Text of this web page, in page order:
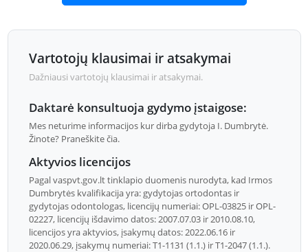
Vartotojų klausimai ir atsakymai
Dažniausi vartotojų klausimai ir atsakymai.
Daktarė konsultuoja gydymo įstaigose:
Mes neturime informacijos kur dirba gydytoja I. Dumbrytė.
Žinote? Praneškite čia.
Aktyvios licencijos
Pagal vaspvt.gov.lt tinklapio duomenis nurodyta, kad Irmos
Dumbrytės kvalifikacija yra: gydytojas ortodontas ir
gydytojas odontologas, licencijų numeriai: OPL-03825 ir OPL-
02227, licencijų išdavimo datos: 2007.07.03 ir 2010.08.10,
licencijos yra aktyvios, įsakymų datos: 2022.06.16 ir
2020.06.29, įsakymų numeriai: T1-1131 (1.1.) ir T1-2047 (1.1.).